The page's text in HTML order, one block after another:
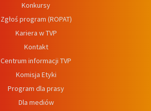
Konkursy
Zgłoś program (ROPAT)
Kariera w TVP
Kontakt
Centrum informacji TVP
Komisja Etyki
Program dla prasy
Dla mediów